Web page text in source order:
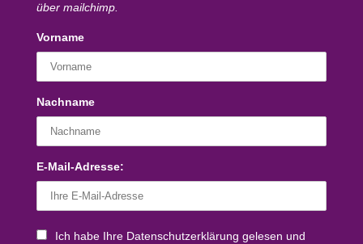
über mailchimp.
Vorname
Nachname
E-Mail-Adresse:
Ich habe Ihre Datenschutzerklärung gelesen und